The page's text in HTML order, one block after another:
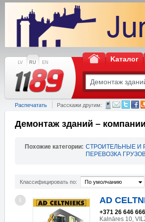
LV RU EN Kаталог
Распечатать Расскажи другим:
Демонтаж зданий –
Похожие категории: СТРОИТЕЛЬНЫЕ И
ПЕРЕВОЗКА
Классифицировать по: По умолчанию
1 AD
+371 26 646
Kalnāres 10,